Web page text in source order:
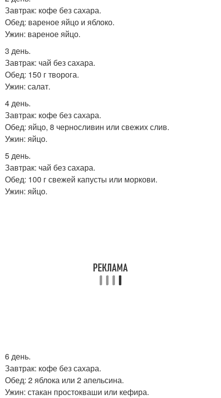
Завтрак: кофе без сахара.
Обед: вареное яйцо и яблоко.
Ужин: вареное яйцо.
3 день.
Завтрак: чай без сахара.
Обед: 150 г творога.
Ужин: салат.
4 день.
Завтрак: кофе без сахара.
Обед: яйцо, 8 черносливин или свежих слив.
Ужин: яйцо.
5 день.
Завтрак: чай без сахара.
Обед: 100 г свежей капусты или моркови.
Ужин: яйцо.
6 день.
Завтрак: кофе без сахара.
Обед: 2 яблока или 2 апельсина.
Ужин: стакан простокваши или кефира.